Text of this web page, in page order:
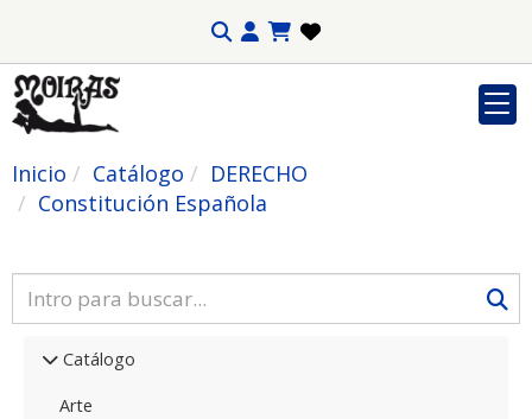
Inicio Catálogo
DERECHO
Constitución Española
Catálogo
Arte